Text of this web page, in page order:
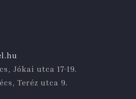
Jókai utca 17-19.
Teréz utca 9.